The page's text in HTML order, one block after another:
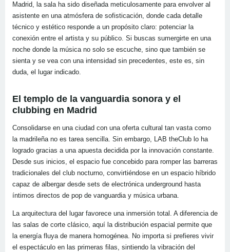
Madrid, la sala ha sido diseñada meticulosamente para envolver al
asistente en una atmósfera de sofisticación, donde cada detalle
técnico y estético responde a un propósito claro: potenciar la
conexión entre el artista y su público. Si buscas sumergirte en una
noche donde la música no solo se escuche, sino que también se
sienta y se vea con una intensidad sin precedentes, este es, sin
duda, el lugar indicado.
El templo de la vanguardia sonora y el
clubbing en Madrid
Consolidarse en una ciudad con una oferta cultural tan vasta como
la madrileña no es tarea sencilla. Sin embargo, LAB theClub lo ha
logrado gracias a una apuesta decidida por la innovación constante.
Desde sus inicios, el espacio fue concebido para romper las barreras
tradicionales del club nocturno, convirtiéndose en un espacio híbrido
capaz de albergar desde sets de electrónica underground hasta
íntimos directos de pop de vanguardia y música urbana.
La arquitectura del lugar favorece una inmersión total. A diferencia de
las salas de corte clásico, aquí la distribución espacial permite que
la energía fluya de manera homogénea. No importa si prefieres vivir
el espectáculo en las primeras filas, sintiendo la vibración del